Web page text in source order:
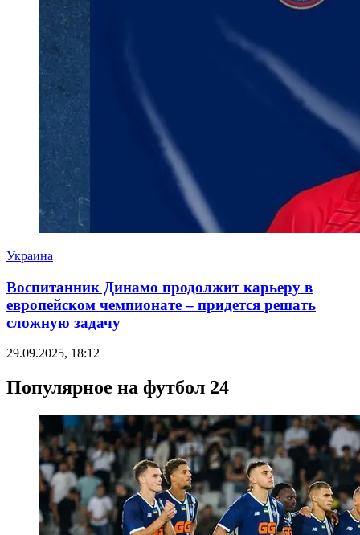
Украина
Воспитанник Динамо продолжит карьеру в
европейском чемпионате – придется решать
сложную задачу
29.09.2025, 18:12
Популярное на футбол 24